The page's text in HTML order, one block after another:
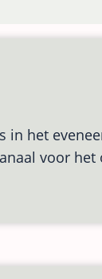
het
voor